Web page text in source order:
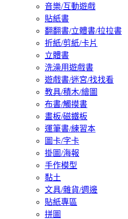
音樂/互動遊戲
貼紙書
翻翻書/立體書/拉拉書
折紙/剪紙/卡片
立體書
洗澡用遊戲書
遊戲書/迷宮/找找看
教具/積木/繪圖
布書/觸摸書
畫板/磁鐵板
運筆書/練習本
圖卡/字卡
掛圖/海報
手作模型
黏土
文具/雜貨/週邊
貼紙專區
拼圖